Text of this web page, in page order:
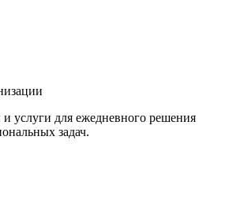
услуги для ежедневного решения
задач.